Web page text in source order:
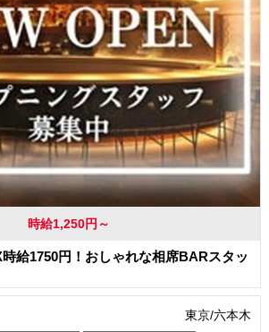
時給1,250円～
給1750円！おしゃれな相席BARスタッ
東京/六本木